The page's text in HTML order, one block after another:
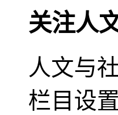
关注人
人文与
栏目设